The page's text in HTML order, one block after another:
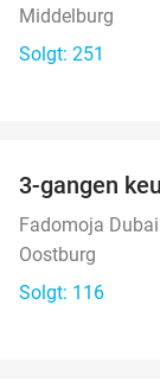
Middelburg
Solgt: 251
3-gangen
Fadomoja Dubai
Oostburg
Solgt: 116